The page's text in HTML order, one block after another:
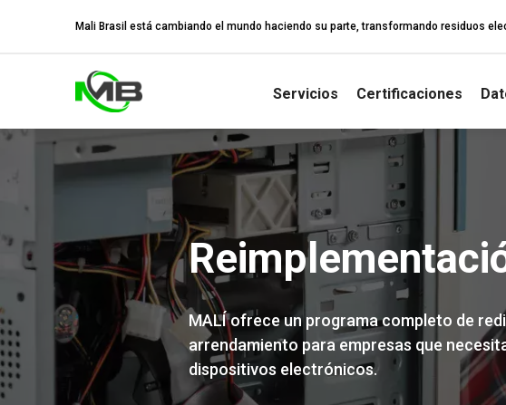
Mali Brasil está cambiando el mundo haciendo su parte, transformando residuos
Servicios Certificaciones
MALÍ ofrece un programa completo de
arrendamiento para empresas que
dispositivos electrónicos.